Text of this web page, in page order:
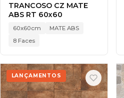
TRANCOSO CZ MATE
ABS RT 60x60
60x60cm
MATE ABS
8 Faces
LANÇAMENTOS